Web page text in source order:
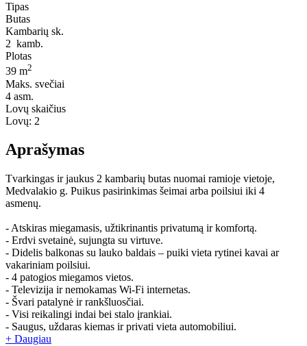
Tipas
Butas
Kambarių sk.
2 kamb.
Plotas
39 m2
Maks. svečiai
4 asm.
Lovų skaičius
Lovų: 2
Aprašymas
Tvarkingas ir jaukus 2 kambarių butas nuomai ramioje vietoje,
Medvalakio g. Puikus pasirinkimas šeimai arba poilsiui iki 4
asmenų.
- Atskiras miegamasis, užtikrinantis privatumą ir komfortą.
- Erdvi svetainė, sujungta su virtuve.
- Didelis balkonas su lauko baldais – puiki vieta rytinei kavai ar
vakariniam poilsiui.
- 4 patogios miegamos vietos.
- Televizija ir nemokamas Wi-Fi internetas.
- Švari patalynė ir rankšluosčiai.
- Visi reikalingi indai bei stalo įrankiai.
- Saugus, uždaras kiemas ir privati vieta automobiliui.
+ Daugiau